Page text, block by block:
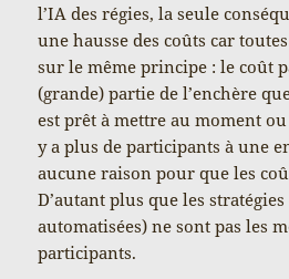
l’IA des régies, la seule
une hausse des coûts car
sur le même principe : le coût
(grande) partie de l’enchère
est prêt à mettre au moment ou
y a plus de participants à une
aucune raison pour que les
D’autant plus que les
automatisées) ne sont pas les
participants.